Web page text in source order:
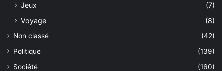
Jeux
(7)
Voyage
(8)
Non classé
(42)
Politique
(139)
Société
(160)